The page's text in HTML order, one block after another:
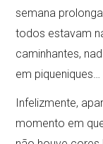
semana
todos estavam
caminhantes,
em piqueniques…
Infelizmente,
momento em